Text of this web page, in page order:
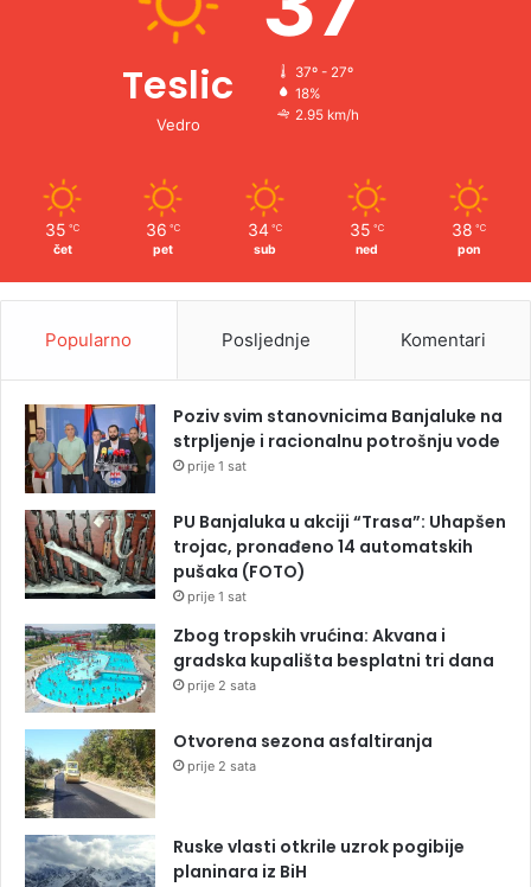
Teslic
Vedro
37º - 27º
18%
2.95 km/h
35 ℃
čet
36 ℃
pet
34 ℃
sub
35 ℃
ned
38 ℃
pon
Popularno Posljednje Komentari
Poziv svim stanovnicima Banjaluke na
strpljenje i racionalnu potrošnju vode
prije 1 sat
PU Banjaluka u akciji “Trasa”: Uhapšen
trojac, pronađeno 14 automatskih
pušaka (FOTO)
prije 1 sat
Zbog tropskih vrućina: Akvana i
gradska kupališta besplatni tri dana
prije 2 sata
Otvorena sezona asfaltiranja
prije 2 sata
Ruske vlasti otkrile uzrok pogibije
planinara iz BiH